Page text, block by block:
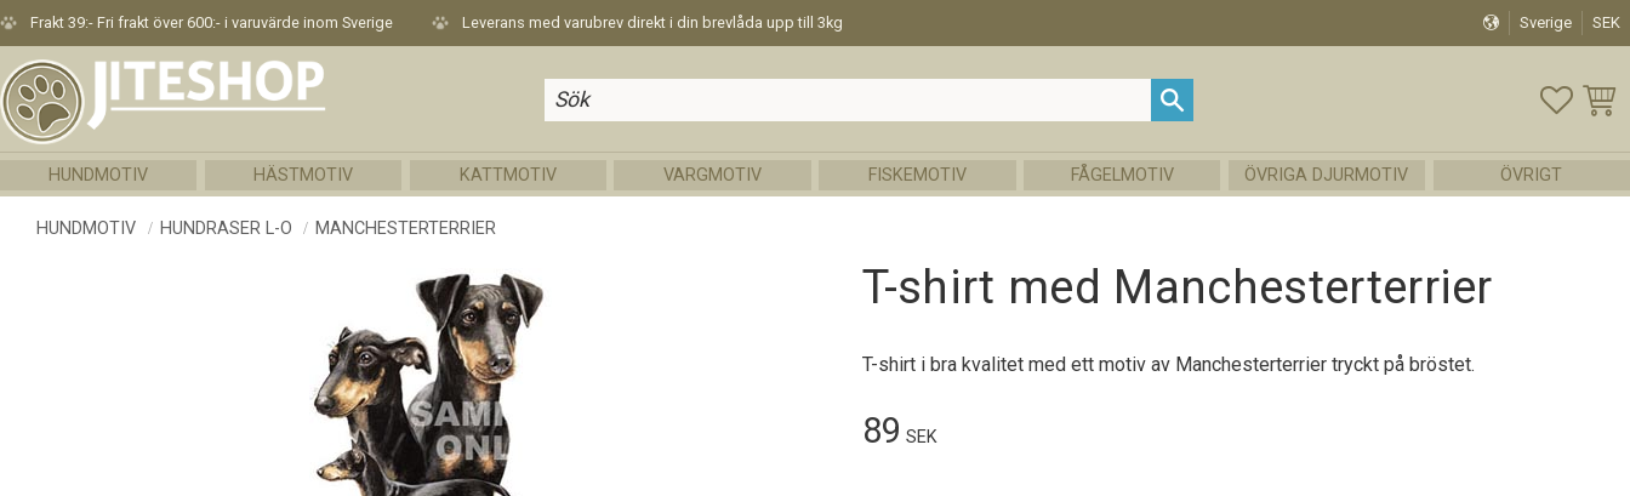
Frakt 39:- Fri frakt över 600:- i varuvärde inom Sverige Leverans med varubrev direkt i din brevlåda upp till 3kg Sverige SEK
HUNDMOTIV HÄSTMOTIV KATTMOTIV VARGMOTIV FISKEMOTIV FÅGELMOTIV ÖVRIGA DJURMOTIV ÖVRIGT
HUNDMOTIV HUNDRASER L-O MANCHESTERTERRIER
T-shirt med Manchesterterrier
T-shirt i bra kvalitet med ett motiv av Manchesterterrier tryckt på bröstet.
89 SEK